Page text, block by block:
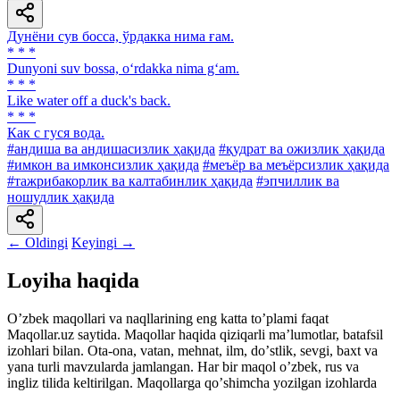
Дунёни сув босса, ўрдакка нима ғам.
* * *
Dunyoni suv bossa, o‘rdakka nima g‘am.
* * *
Like water off a duck's back.
* * *
Как с гуся вода.
#андиша ва андишасизлик ҳақида #қудрат ва ожизлик ҳақида
#имкон ва имконсизлик ҳақида #меъёр ва меъёрсизлик ҳақида
#тажрибакорлик ва калтабинлик ҳақида #эпчиллик ва
ношудлик ҳақида
← Oldingi Keyingi →
Loyiha haqida
Oʼzbek maqollari va naqllarining eng katta toʼplami faqat
Maqollar.uz saytida. Maqollar haqida qiziqarli maʼlumotlar, batafsil
izohlari bilan. Ota-ona, vatan, mehnat, ilm, doʼstlik, sevgi, baxt va
yana turli mavzularda jamlangan. Har bir maqol oʼzbek, rus va
ingliz tilida keltirilgan. Maqollarga qoʼshimcha yozilgan izohlarda